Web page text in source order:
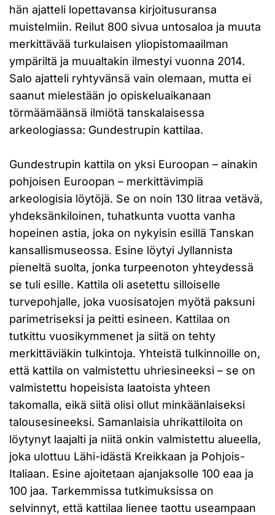
hän ajatteli lopettavansa kirjoitusuransa
muistelmiin. Reilut 800 sivua untosaloa ja muuta
merkittävää turkulaisen yliopistomaailman
ympäriltä ja muualtakin ilmestyi vuonna 2014.
Salo ajatteli ryhtyvänsä vain olemaan, mutta ei
saanut mielestään jo opiskeluaikanaan
törmäämäänsä ilmiötä tanskalaisessa
arkeologiassa: Gundestrupin kattilaa.
Gundestrupin kattila on yksi Euroopan – ainakin
pohjoisen Euroopan – merkittävimpiä
arkeologisia löytöjä. Se on noin 130 litraa vetävä,
yhdeksänkiloinen, tuhatkunta vuotta vanha
hopeinen astia, joka on nykyisin esillä Tanskan
kansallismuseossa. Esine löytyi Jyllannista
pieneltä suolta, jonka turpeenoton yhteydessä
se tuli esille. Kattila oli asetettu silloiselle
turvepohjalle, joka vuosisatojen myötä paksuni
parimetriseksi ja peitti esineen. Kattilaa on
tutkittu vuosikymmenet ja siitä on tehty
merkittäviäkin tulkintoja. Yhteistä tulkinnoille on,
että kattila on valmistettu uhriesineeksi – se on
valmistettu hopeisista laatoista yhteen
takomalla, eikä siitä olisi ollut minkäänlaiseksi
talousesineeksi. Samanlaisia uhrikattiloita on
löytynyt laajalti ja niitä onkin valmistettu alueella,
joka ulottuu Lähi-idästä Kreikkaan ja Pohjois-
Italiaan. Esine ajoitetaan ajanjaksolle 100 eaa ja
100 jaa. Tarkemmissa tutkimuksissa on
selvinnyt, että kattilaa lienee taottu useampaan